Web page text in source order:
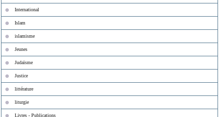
International
Islam
islamisme
Jeunes
Judaïsme
Justice
littérature
liturgie
Livres - Publications